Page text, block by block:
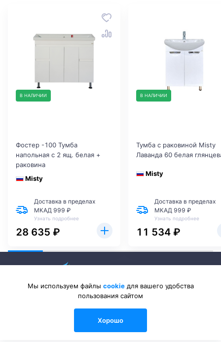
В НАЛИЧИИ
Фостер -100 Тумба
напольная с 2 ящ. белая +
раковина
Misty
Доставка в пределах
МКАД 999 ₽
Узнать подробнее
28 635 ₽
В НАЛИЧИИ
Тумба с раковиной Misty
Лаванда 60 белая
Misty
Доставка в пределах
МКАД 999 ₽
Узнать подробнее
11 534 ₽
2026 © Sanlib-Santehnika.ru — интернет-магазин сантехники
Мы используем файлы cookieдля вашего удобства
пользования сайтом
Хорошо